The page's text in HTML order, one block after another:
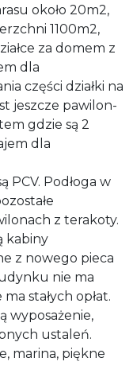
około 20m2,
1100m2,
za domem z
dla
części działki na
jeszcze pawilon-
gdzie są 2
dla
PCV. Podłoga w
z terakoty.
kabiny
z nowego pieca
nie ma
stałych opłat.
wyposażenie,
ustaleń.
marina, piękne